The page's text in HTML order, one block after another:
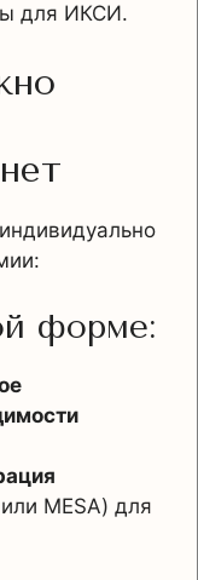
для ИКСИ.
форме:
MESA) для